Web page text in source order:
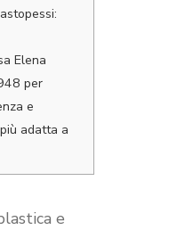
Elena
per
e
adatta a
e